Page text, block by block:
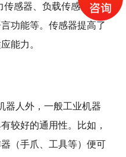
传感器、负载传感器、
功能等。传感器提高了
能力。
器人外，一般工业机器
较好的通用性。比如，
（手爪、工具等）便可